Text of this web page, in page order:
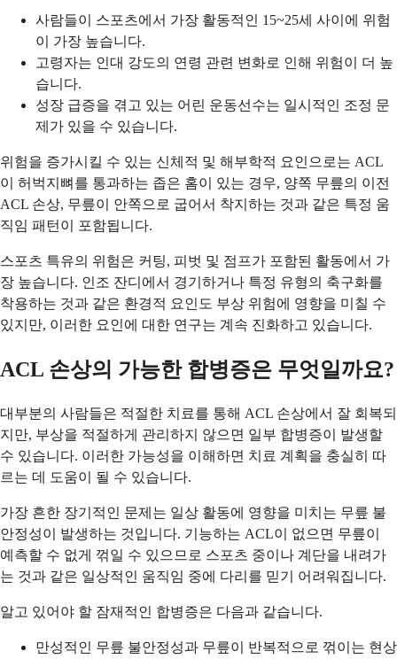
사람들이 스포츠에서 가장 활동적인 15~25세 사이에 위험
이 가장 높습니다.
고령자는 인대 강도의 연령 관련 변화로 인해 위험이 더 높
습니다.
성장 급증을 겪고 있는 어린 운동선수는 일시적인 조정 문
제가 있을 수 있습니다.
위험을 증가시킬 수 있는 신체적 및 해부학적 요인으로는 ACL
이 허벅지뼈를 통과하는 좁은 홈이 있는 경우, 양쪽 무릎의 이전
ACL 손상, 무릎이 안쪽으로 굽어서 착지하는 것과 같은 특정 움
직임 패턴이 포함됩니다.
스포츠 특유의 위험은 커팅, 피벗 및 점프가 포함된 활동에서 가
장 높습니다. 인조 잔디에서 경기하거나 특정 유형의 축구화를
착용하는 것과 같은 환경적 요인도 부상 위험에 영향을 미칠 수
있지만, 이러한 요인에 대한 연구는 계속 진화하고 있습니다.
ACL 손상의 가능한 합병증은 무엇일까요?
대부분의 사람들은 적절한 치료를 통해 ACL 손상에서 잘 회복되
지만, 부상을 적절하게 관리하지 않으면 일부 합병증이 발생할
수 있습니다. 이러한 가능성을 이해하면 치료 계획을 충실히 따
르는 데 도움이 될 수 있습니다.
가장 흔한 장기적인 문제는 일상 활동에 영향을 미치는 무릎 불
안정성이 발생하는 것입니다. 기능하는 ACL이 없으면 무릎이
예측할 수 없게 꺾일 수 있으므로 스포츠 중이나 계단을 내려가
는 것과 같은 일상적인 움직임 중에 다리를 믿기 어려워집니다.
알고 있어야 할 잠재적인 합병증은 다음과 같습니다.
만성적인 무릎 불안정성과 무릎이 반복적으로 꺾이는 현상